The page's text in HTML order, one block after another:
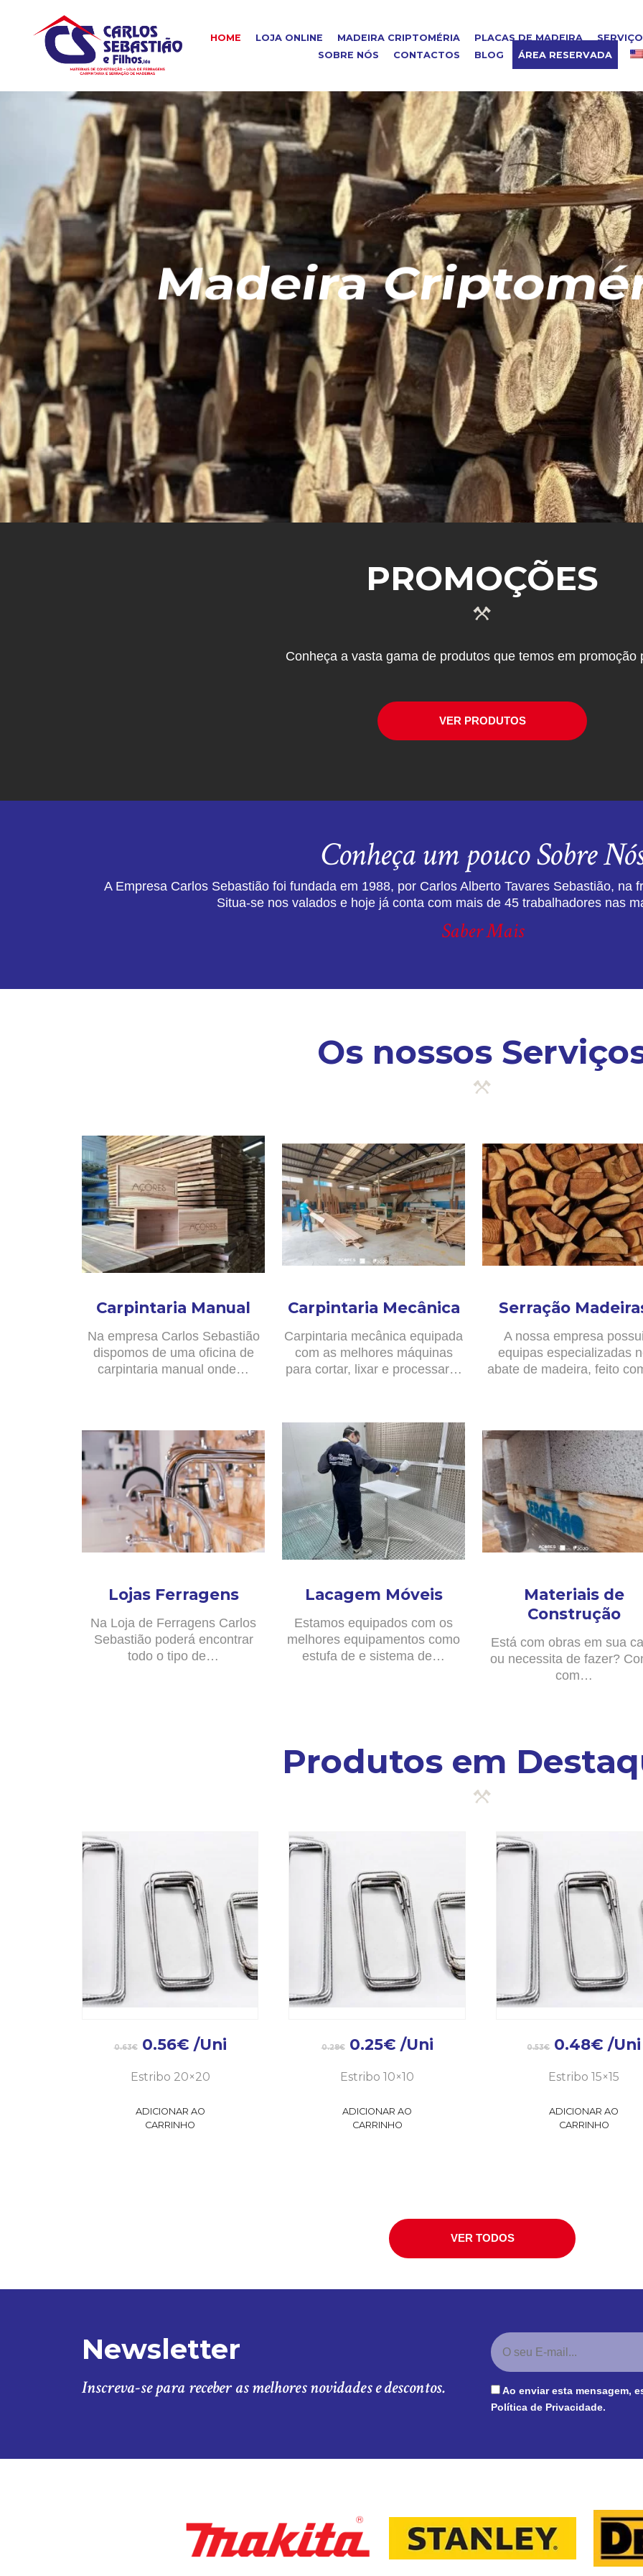
HOME LOJA ONLINE MADEIRA CRIPTOMÉRIA PLACAS DE MADEIRA
SOBRE NÓS
CONTACTOS BLOG ÁREA RESERVADA
Madeira Criptoméria
SABER MAIS
PROMOÇÕES
Conheça a vasta gama de produtos que temos em promoção
VER PRODUTOS
Conheça um pouco Sobre
A Empresa Carlos Sebastião foi fundada em 1988, por Carlos Alberto Tavares Sebastião, na
Situa-se nos valados e hoje já conta com mais de 45 trabalhadores nas
Saber Mais
Os nossos
Carpintaria Manual
Na empresa Carlos Sebastião
dispomos de uma oficina de
carpintaria manual onde…
Carpintaria Mecânica
Carpintaria mecânica equipada
com as melhores máquinas
para cortar, lixar e processar…
Serração
A nossa empresa
equipas especializadas
abate de madeira, feito
Lojas Ferragens
Na Loja de Ferragens Carlos
Sebastião poderá encontrar
todo o tipo de…
Lacagem Móveis
Estamos equipados com os
melhores equipamentos como
estufa de e sistema de…
Materiais de
Construção
Está com obras em sua
ou necessita de fazer?
com…
Produtos em
0.63€ 0.56€ /Uni
Estribo 20×20
ADICIONAR AO
CARRINHO
0.28€ 0.25€ /Uni
Estribo 10×10
ADICIONAR AO
CARRINHO
0.53€ 0.48€ /Uni
Estribo 15×15
ADICIONAR AO
CARRINHO
VER TODOS
Newsletter
Inscreva-se para receber as melhores novidades e descontos.
Ao enviar esta mensagem,
Política de Privacidade.